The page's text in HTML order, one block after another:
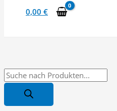
0,00 €
P
o